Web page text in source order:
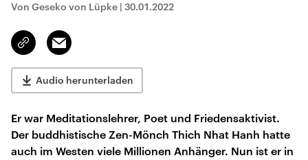
Von Geseko von Lüpke | 30.01.2022
Link
kopieren/teilen
Email
Audio herunterladen
Er war Meditationslehrer, Poet und Friedensaktivist.
Der buddhistische Zen-Mönch Thich Nhat Hanh hatte
auch im Westen viele Millionen Anhänger. Nun ist er in